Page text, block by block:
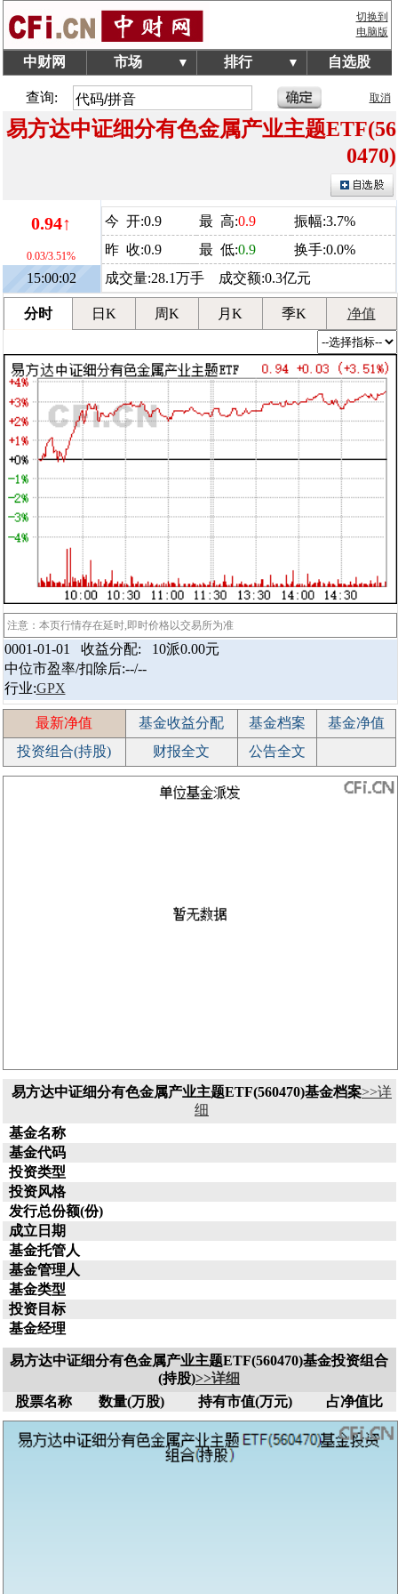
切换到
电脑版
中财网 市场 ▼ 排行 ▼ 自选股
查询: 取消
易方达中证细分有色金属产业主题ETF(56
0470)
0.94↑
0.03/3.51%
15:00:02
今 开:0.9 最 高:0.9
振幅:3.7%
昨 收:0.9
最 低:0.9
换手:0.0%
成交量:28.1万手 成交额:0.3亿元
分时 日K 周K 月K 季K 净值
注意：本页行情存在延时,即时价格以交易所为准
0001-01-01 收益分配: 10派0.00元
中位市盈率/扣除后:--/--
行业:GPX
最新净值 基金收益分配 基金档案
基金净值
投资组合(持股)
财报全文 公告全文
易方达中证细分有色金属产业主题ETF(560470)基金档案>>详
细
基金名称
基金代码
投资类型
投资风格
发行总份额(份)
成立日期
基金托管人
基金管理人
基金类型
投资目标
基金经理
易方达中证细分有色金属产业主题ETF(560470)基金投资组合
(持股)>>详细
股票名称
数量(万股) 持有市值(万元) 占净值比